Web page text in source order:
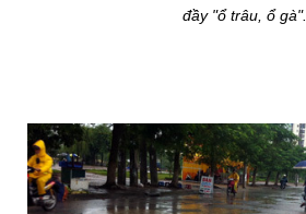
đầy "ổ trâu, ổ gà".